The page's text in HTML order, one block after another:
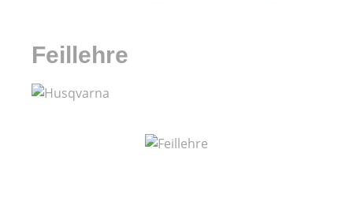
Feillehre
Bildergalerie überspringen